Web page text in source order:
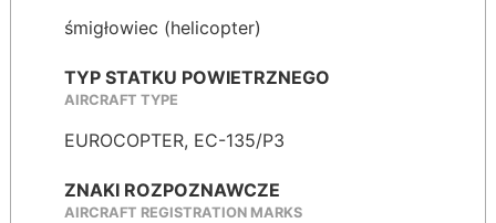
śmigłowiec (helicopter)
TYP STATKU POWIETRZNEGO
AIRCRAFT TYPE
EUROCOPTER, EC-135/P3
ZNAKI ROZPOZNAWCZE
AIRCRAFT REGISTRATION MARKS